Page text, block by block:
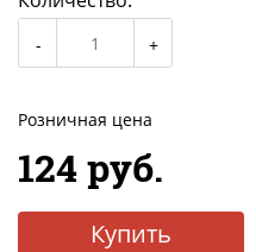
Розничная цена
124 руб.
Купить